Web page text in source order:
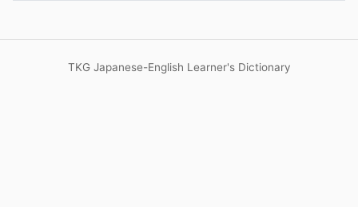
TKG Japanese-English Learner's Dictionary